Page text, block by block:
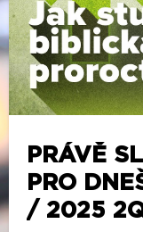
PRÁVĚ
PRO
/ 2025 2Q